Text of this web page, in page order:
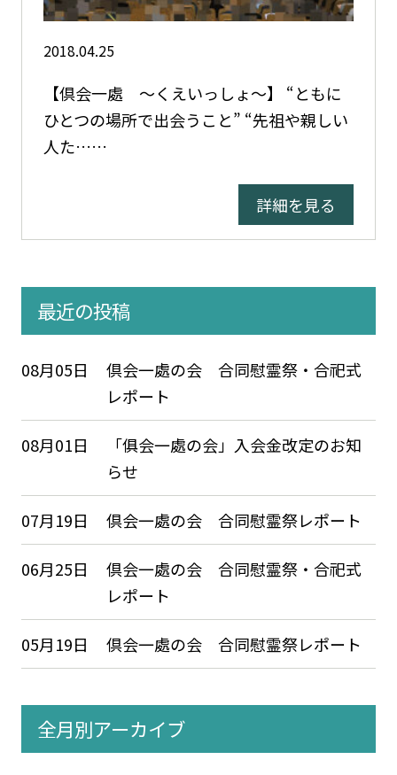
2018.04.25
【倶会一處 ～くえいっしょ～】 “ともに
ひとつの場所で出会うこと” “先祖や親しい
人た……
詳細を見る
最近の投稿
08月05日
倶会一處の会 合同慰霊祭・合祀式
レポート
08月01日
「俱会一處の会」入会金改定のお知
らせ
07月19日 倶会一處の会 合同慰霊祭レポート
06月25日
倶会一處の会 合同慰霊祭・合祀式
レポート
05月19日 倶会一處の会 合同慰霊祭レポート
全月別アーカイブ